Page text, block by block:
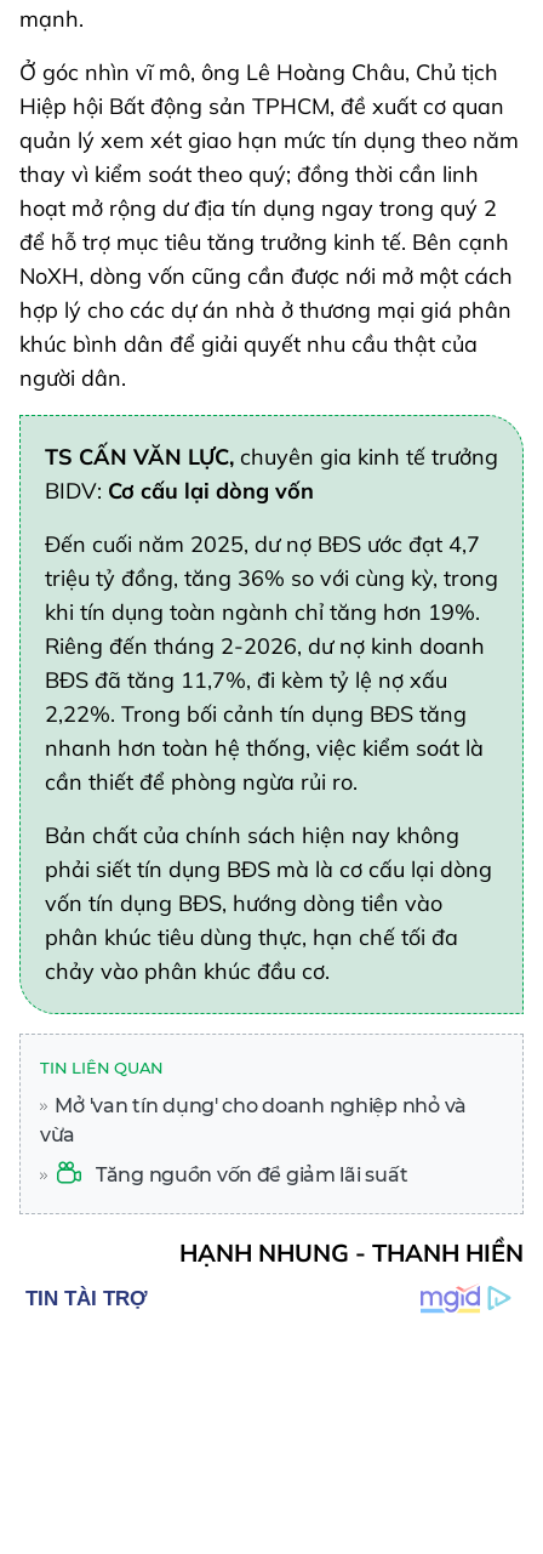
mạnh.
Ở góc nhìn vĩ mô, ông Lê Hoàng Châu, Chủ tịch
Hiệp hội Bất động sản TPHCM, đề xuất cơ quan
quản lý xem xét giao hạn mức tín dụng theo năm
thay vì kiểm soát theo quý; đồng thời cần linh
hoạt mở rộng dư địa tín dụng ngay trong quý 2
để hỗ trợ mục tiêu tăng trưởng kinh tế. Bên cạnh
NoXH, dòng vốn cũng cần được nới mở một cách
hợp lý cho các dự án nhà ở thương mại giá phân
khúc bình dân để giải quyết nhu cầu thật của
người dân.
TS CẤN VĂN LỰC, chuyên gia kinh tế trưởng
BIDV: Cơ cấu lại dòng vốn
Đến cuối năm 2025, dư nợ BĐS ước đạt 4,7
triệu tỷ đồng, tăng 36% so với cùng kỳ, trong
khi tín dụng toàn ngành chỉ tăng hơn 19%.
Riêng đến tháng 2-2026, dư nợ kinh doanh
BĐS đã tăng 11,7%, đi kèm tỷ lệ nợ xấu
2,22%. Trong bối cảnh tín dụng BĐS tăng
nhanh hơn toàn hệ thống, việc kiểm soát là
cần thiết để phòng ngừa rủi ro.
Bản chất của chính sách hiện nay không
phải siết tín dụng BĐS mà là cơ cấu lại dòng
vốn tín dụng BĐS, hướng dòng tiền vào
phân khúc tiêu dùng thực, hạn chế tối đa
chảy vào phân khúc đầu cơ.
TIN LIÊN QUAN
Mở 'van tín dụng' cho doanh nghiệp nhỏ và
vừa
Tăng nguồn vốn để giảm lãi suất
HẠNH NHUNG - THANH HIỀN